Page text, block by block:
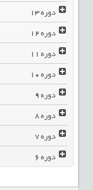
دوره13
دوره12
دوره11
دوره10
دوره9
دوره8
دوره7
دوره6